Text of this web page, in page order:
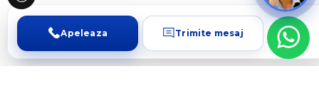
Apeleaza Trimite mesaj